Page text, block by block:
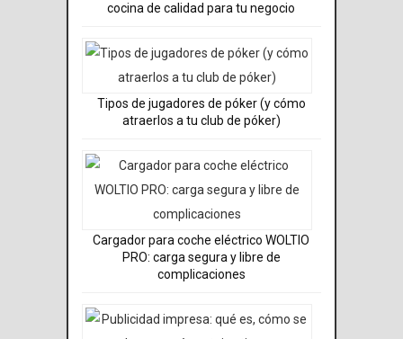
cocina de calidad para tu negocio
Tipos de jugadores de póker (y cómo
atraerlos a tu club de póker)
Cargador para coche eléctrico WOLTIO
PRO: carga segura y libre de
complicaciones​